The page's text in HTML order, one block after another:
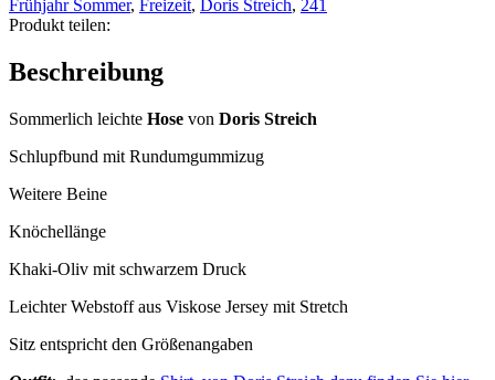
Khaki
Menge
Frühjahr Sommer, Freizeit, Doris Streich, 241
Produkt teilen:
Beschreibung
Sommerlich leichte Hose von Doris Streich
Schlupfbund mit Rundumgummizug
Weitere Beine
Knöchellänge
Khaki-Oliv mit schwarzem Druck
Leichter Webstoff aus Viskose Jersey mit Stretch
Sitz entspricht den Größenangaben